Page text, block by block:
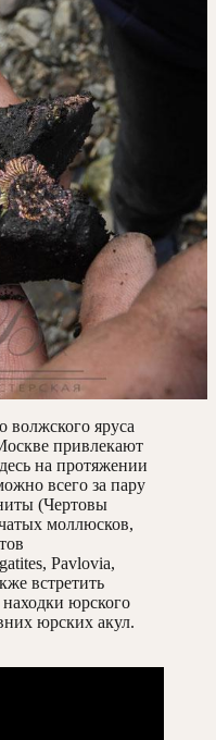
волжского яруса
привлекают
на протяжении
всего за пару
(Чертовы
моллюсков,
Pavlovia,
встретить
юрского
юрских акул.